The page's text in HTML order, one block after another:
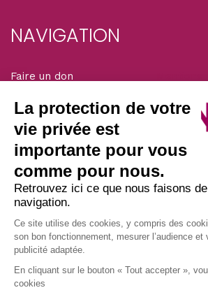
NAVIGATION
Faire un don
Solidarité magazine
SIÈGE DE
Nous écrire par courrier postal à
APCLD
45/47 avenue Laplace
94117 ARCUEIL CEDEX
• Nous appeler au : 01 49 12 08 30
La protection de votre
vie privée est
importante pour vous
comme pour nous.
Retrouvez ici ce que nous faisons
navigation.
Ce site utilise des cookies, y compris des
son bon fonctionnement, mesurer l’audience et
publicité adaptée.
En cliquant sur le bouton « Tout accepter »,
cookies